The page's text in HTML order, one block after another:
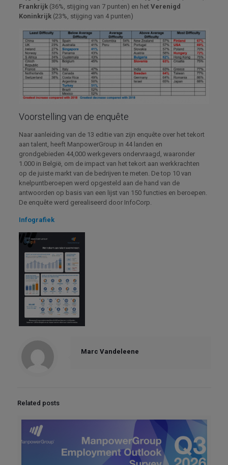
Frankrijk (36%, stijging van 7 punten) en hetVerenigd
Koninkrijk (23%, stijging van 4 punten)
Voorstelling van de enquête
Naar aanleiding van de 13 editie van zijn enquête over het tekort
aan talent, heeft ManpowerGroup in 44 landen en
grondgebieden 44,000 werkgevers ondervraagd, waaronder
1.000 in België, om de impact van het tekort aan werkkrachten
op de juiste markt van de bedrijven te meten. De top 10 van
knelpuntberoepen werd opgesteld aan de hand van de
antwoorden op basis van een lijst van 150 functies en beroepen.
De enquête werd gerealiseerd door InfoCorp.
Infografiek
Marc Vandeleene
Related posts